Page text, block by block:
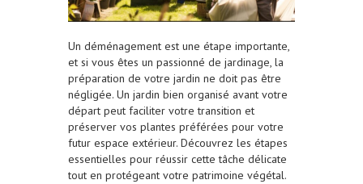
Un déménagement est une étape importante,
et si vous êtes un passionné de jardinage, la
préparation de votre jardin ne doit pas être
négligée. Un jardin bien organisé avant votre
départ peut faciliter votre transition et
préserver vos plantes préférées pour votre
futur espace extérieur. Découvrez les étapes
essentielles pour réussir cette tâche délicate
tout en protégeant votre patrimoine végétal.